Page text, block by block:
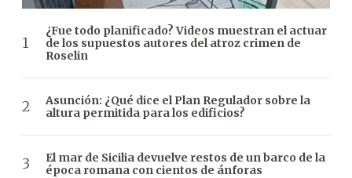
¿Fue todo planificado? Videos muestran el actuar
de los supuestos autores del atroz crimen de
Roselin
Asunción: ¿Qué dice el Plan Regulador sobre la
altura permitida para los edificios?
El mar de Sicilia devuelve restos de un barco de la
época romana con cientos de ánforas